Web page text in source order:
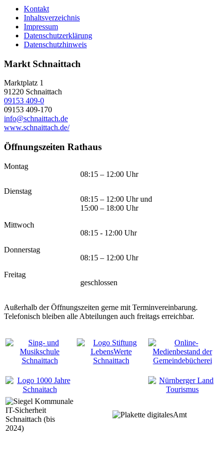
Kontakt
Inhaltsverzeichnis
Impressum
Datenschutzerklärung
Datenschutzhinweis
Markt Schnaittach
Marktplatz 1
91220 Schnaittach
09153 409-0
09153 409-170
info@schnaittach.de
www.schnaittach.de/
Öffnungszeiten Rathaus
Montag
08:15 – 12:00 Uhr
Dienstag
08:15 – 12:00 Uhr und
15:00 – 18:00 Uhr
Mittwoch
08:15 - 12:00 Uhr
Donnerstag
08:15 – 12:00 Uhr
Freitag
geschlossen
Außerhalb der Öffnungszeiten gerne mit Terminvereinbarung.
Telefonisch bleiben alle Abteilungen auch freitags erreichbar.